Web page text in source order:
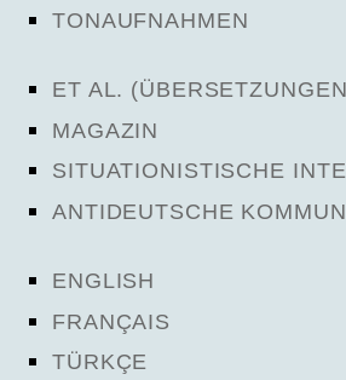
TONAUFNAHMEN
ET AL.
MAGAZIN
SITUATIONISTISCHE
ANTIDEUTSCHE
ENGLISH
FRANÇAIS
TÜRKÇE